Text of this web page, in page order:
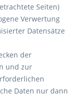
Seiten)
Verwertung
Datensätze
der
und zur
Daten nur dann